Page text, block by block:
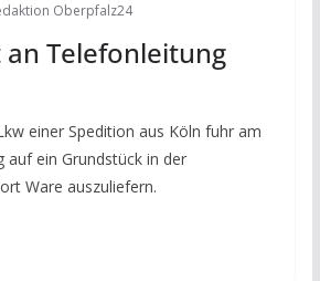
Oberpfalz24
Telefonleitung
einer Spedition aus Köln fuhr am
ein Grundstück in der
Ware auszuliefern.